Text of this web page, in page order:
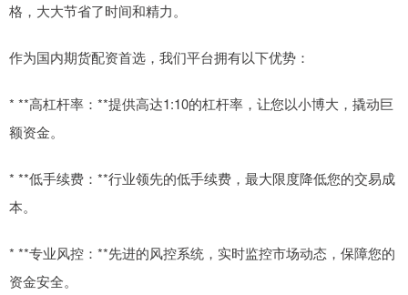
格，大大节省了时间和精力。
作为国内期货配资首选，我们平台拥有以下优势：
* **高杠杆率：**提供高达1:10的杠杆率，让您以小博大，撬动巨
额资金。
* **低手续费：**行业领先的低手续费，最大限度降低您的交易成
本。
* **专业风控：**先进的风控系统，实时监控市场动态，保障您的
资金安全。